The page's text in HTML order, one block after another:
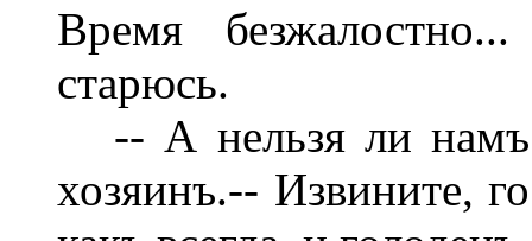
Время
старюсь.
-- А нельзя ли намъ
хозяинъ.-- Извините,